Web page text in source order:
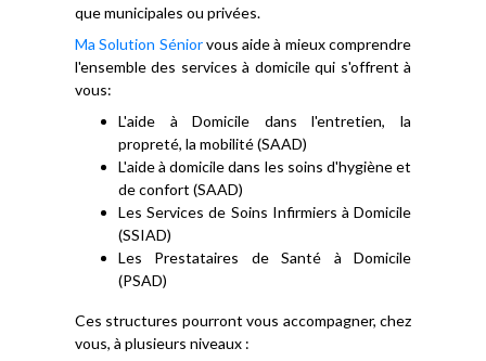
que municipales ou privées.
Ma Solution Séniorvous aide à mieux comprendre
l'ensemble des services à domicile qui s'offrent à
vous:
L'aide à Domicile dans l'entretien, la
propreté, la mobilité (SAAD)
L'aide à domicile dans les soins d'hygiène et
de confort (SAAD)
Les Services de Soins Infirmiers à Domicile
(SSIAD)
Les Prestataires de Santé à Domicile
(PSAD)
Ces structures pourront vous accompagner, chez
vous, à plusieurs niveaux :